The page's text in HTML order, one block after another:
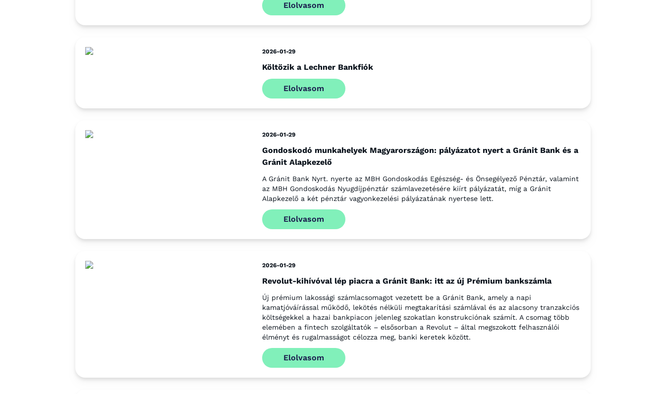
Elolvasom
2026-01-29
Költözik a Lechner Bankfiók
Elolvasom
2026-01-29
Gondoskodó munkahelyek Magyarországon: pályázatot nyert a Gránit Bank és a
Gránit Alapkezelő
A Gránit Bank Nyrt. nyerte az MBH Gondoskodás Egészség- és Önsegélyező Pénztár, valamint
az MBH Gondoskodás Nyugdíjpénztár számlavezetésére kiírt pályázatát, míg a Gránit
Alapkezelő a két pénztár vagyonkezelési pályázatának nyertese lett.
Elolvasom
2026-01-29
Revolut-kihívóval lép piacra a Gránit Bank: itt az új Prémium bankszámla
Új prémium lakossági számlacsomagot vezetett be a Gránit Bank, amely a napi
kamatjóváírással működő, lekötés nélküli megtakarítási számlával és az alacsony tranzakciós
költségekkel a hazai bankpiacon jelenleg szokatlan konstrukciónak számít. A csomag több
elemében a fintech szolgáltatók – elsősorban a Revolut – által megszokott felhasználói
élményt és rugalmasságot célozza meg, banki keretek között.
Elolvasom